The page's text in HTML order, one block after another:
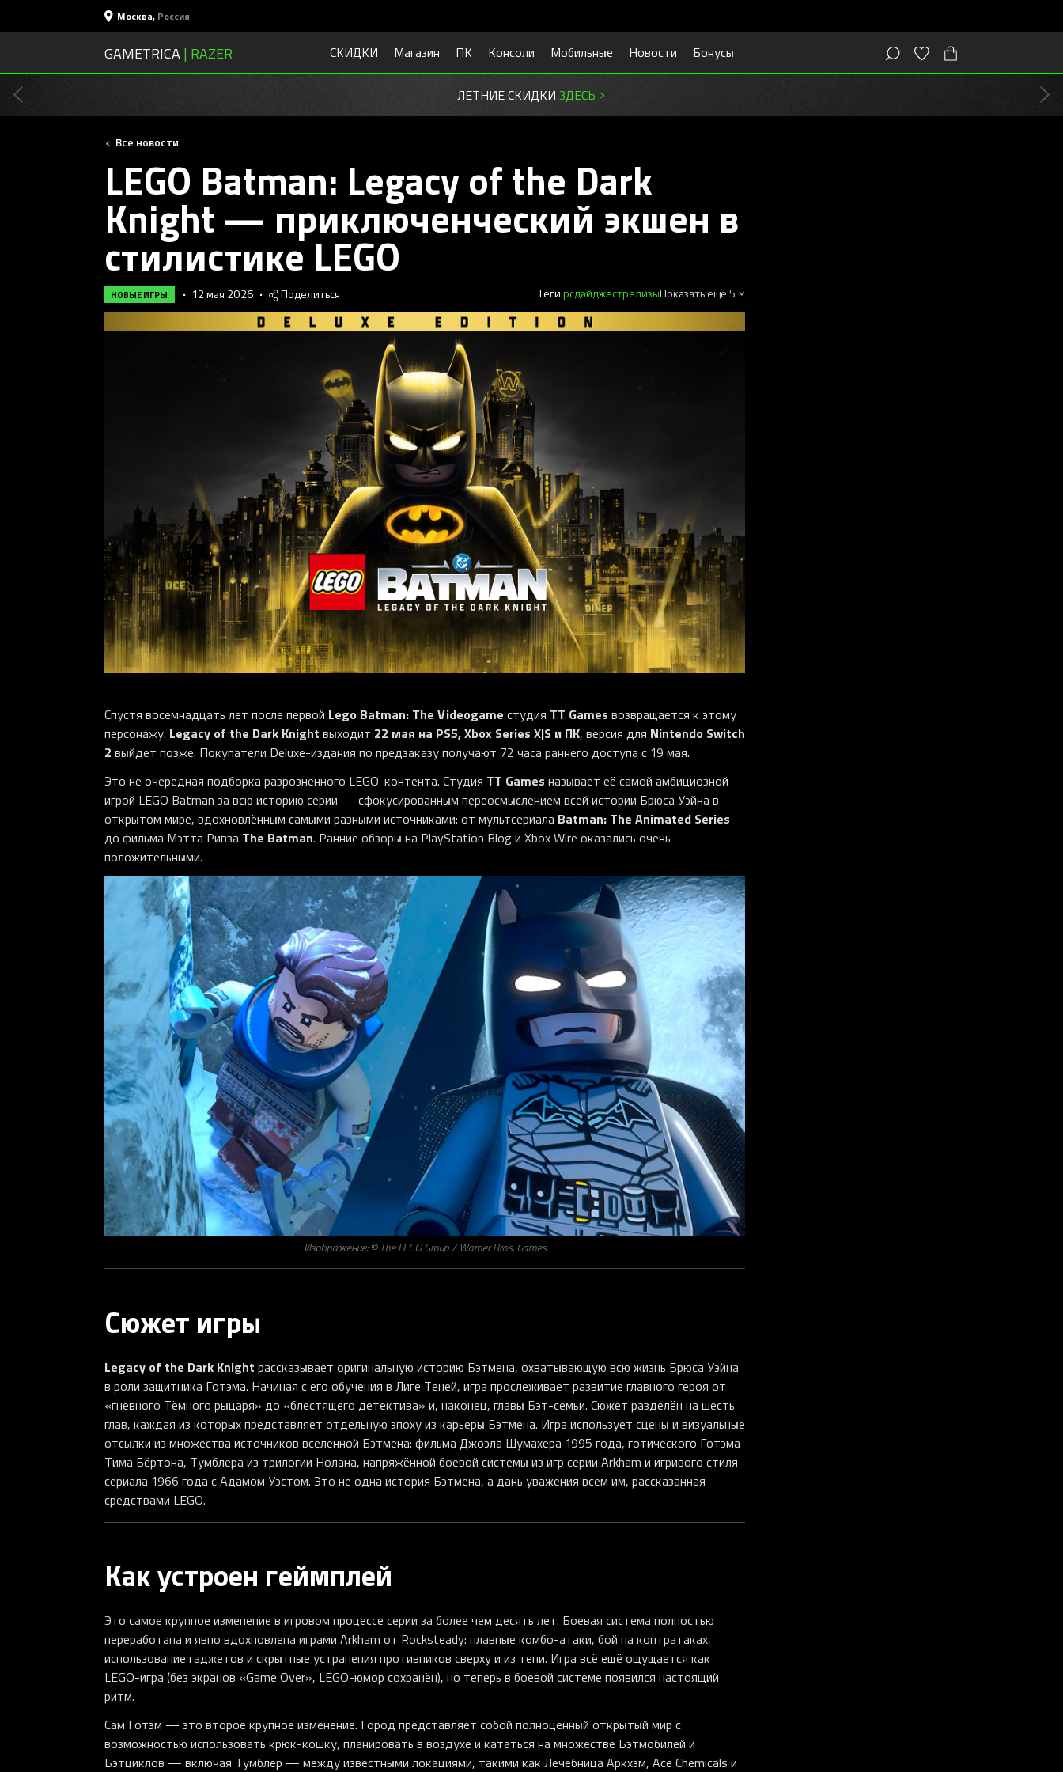
Москва, Россия
GAMETRICA | RAZER СКИДКИ Магазин ПК Консоли Мобильные Новости Бонусы
ЛЕТНИЕ СКИДКИ ЗДЕСЬ >
Все новости
LEGO Batman: Legacy of the Dark
Knight — приключенческий экшен в
стилистике LEGO
НОВЫЕ ИГРЫ • 12 мая 2026 • Поделиться Теги:pcдайджестрелизыПоказать ещё 5
Спустя восемнадцать лет после первой Lego Batman: The Videogame студия TT Games возвращается к этому
персонажу. Legacy of the Dark Knight выходит 22 мая на PS5, Xbox Series X|S и ПК, версия для Nintendo Switch
2 выйдет позже. Покупатели Deluxe-издания по предзаказу получают 72 часа раннего доступа с 19 мая.
Это не очередная подборка разрозненного LEGO-контента. Студия TT Games называет её самой амбициозной
игрой LEGO Batman за всю историю серии — сфокусированным переосмыслением всей истории Брюса Уэйна в
открытом мире, вдохновлённым самыми разными источниками: от мультсериала Batman: The Animated Series
до фильма Мэтта Ривза The Batman. Ранние обзоры на PlayStation Blog и Xbox Wire оказались очень
положительными.
Изображение: © The LEGO Group / Warner Bros. Games
Сюжет игры
Legacy of the Dark Knight рассказывает оригинальную историю Бэтмена, охватывающую всю жизнь Брюса Уэйна
в роли защитника Готэма. Начиная с его обучения в Лиге Теней, игра прослеживает развитие главного героя от
«гневного Тёмного рыцаря» до «блестящего детектива» и, наконец, главы Бэт-семьи. Сюжет разделён на шесть
глав, каждая из которых представляет отдельную эпоху из карьеры Бэтмена. Игра использует сцены и визуальные
отсылки из множества источников вселенной Бэтмена: фильма Джоэла Шумахера 1995 года, готического Готэма
Тима Бёртона, Тумблера из трилогии Нолана, напряжённой боевой системы из игр серии Arkham и игривого стиля
сериала 1966 года с Адамом Уэстом. Это не одна история Бэтмена, а дань уважения всем им, рассказанная
средствами LEGO.
Как устроен геймплей
Это самое крупное изменение в игровом процессе серии за более чем десять лет. Боевая система полностью
переработана и явно вдохновлена играми Arkham от Rocksteady: плавные комбо-атаки, бой на контратаках,
использование гаджетов и скрытные устранения противников сверху и из тени. Игра всё ещё ощущается как
LEGO-игра (без экранов «Game Over», LEGO-юмор сохранён), но теперь в боевой системе появился настоящий
ритм.
Сам Готэм — это второе крупное изменение. Город представляет собой полноценный открытый мир с
возможностью использовать крюк-кошку, планировать в воздухе и кататься на множестве Бэтмобилей и
Бэтциклов — включая Тумблер — между известными локациями, такими как Лечебница Аркхэм, Ace Chemicals и